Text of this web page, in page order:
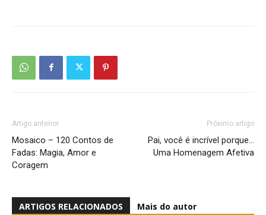
Artigo anterior
Mosaico – 120 Contos de
Fadas: Magia, Amor e
Coragem
Próximo artigo
Pai, você é incrível porque…
Uma Homenagem Afetiva
ARTIGOS RELACIONADOS Mais do autor